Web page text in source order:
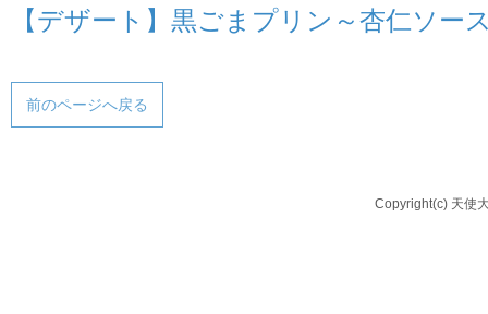
【デザート】黒ごまプリン～杏仁ソー
前のページへ戻る
Copyright(c) 天使